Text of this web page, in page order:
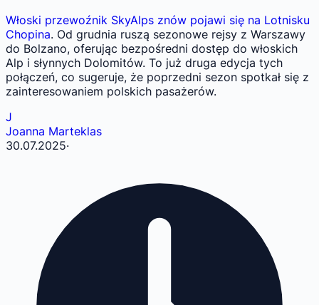
Włoski przewoźnik SkyAlps znów pojawi się na Lotnisku
Chopina. Od grudnia ruszą sezonowe rejsy z Warszawy
do Bolzano, oferując bezpośredni dostęp do włoskich
Alp i słynnych Dolomitów. To już druga edycja tych
połączeń, co sugeruje, że poprzedni sezon spotkał się z
zainteresowaniem polskich pasażerów.
J
Joanna Marteklas
30.07.2025·